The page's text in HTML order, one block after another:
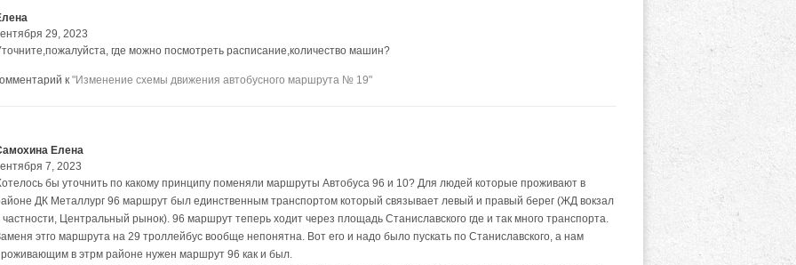
29, 2023
где можно посмотреть расписание,количество машин?
к "Изменение схемы движения автобусного маршрута № 19"
Елена
7, 2023
бы уточнить по какому принципу поменяли маршруты Автобуса 96 и 10? Для людей которые проживают в
ДК Металлург 96 маршрут был единственным транспортом который связывает левый и правый берег (ЖД вокзал
частности, Центральный рынок). 96 маршрут теперь ходит через площадь Станиславского где и так много транспорта.
этго маршрута на 29 троллейбус вообще непонятна. Вот его и надо было пускать по Станиславского, а нам
в этрм районе нужен маршрут 96 как и был.